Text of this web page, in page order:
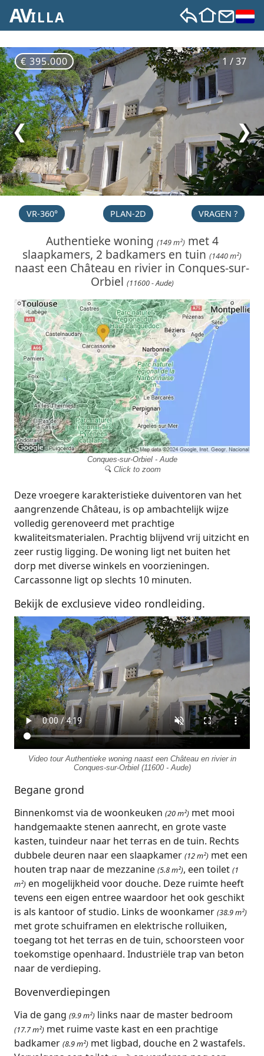
AVILLA
1 / 37
€ 395.000
❯
❮
VR-360° PLAN-2D VRAGEN ?
Authentieke woning (149 m²)met 4
slaapkamers, 2 badkamers en tuin (1440 m²)
naast een Château en rivier in Conques-sur-
Orbiel (11600 - Aude)
Conques-sur-Orbiel - Aude
🔍 Click to zoom
Deze vroegere karakteristieke duiventoren van het
aangrenzende Château, is op ambachtelijk wijze
volledig gerenoveerd met prachtige
kwaliteitsmaterialen. Prachtig blijvend vrij uitzicht en
zeer rustig ligging. De woning ligt net buiten het
dorp met diverse winkels en voorzieningen.
Carcassonne ligt op slechts 10 minuten.
Bekijk de exclusieve video rondleiding.
Video tour Authentieke woning naast een Château en rivier in
Conques-sur-Orbiel (11600 - Aude)
Begane grond
Binnenkomst via de woonkeuken (20 m²) met mooi
handgemaakte stenen aanrecht, en grote vaste
kasten, tuindeur naar het terras en de tuin. Rechts
dubbele deuren naar een slaapkamer (12 m²) met een
houten trap naar de mezzanine (5.8 m²), een toilet (1
m²) en mogelijkheid voor douche. Deze ruimte heeft
tevens een eigen entree waardoor het ook geschikt
is als kantoor of studio. Links de woonkamer (38.9 m²)
met grote schuiframen en elektrische rolluiken,
toegang tot het terras en de tuin, schoorsteen voor
toekomstige openhaard. Industriële trap van beton
naar de verdieping.
Bovenverdiepingen
Via de gang (9.9 m²) links naar de master bedroom
(17.7 m²) met ruime vaste kast en een prachtige
badkamer (8.9 m²) met ligbad, douche en 2 wastafels.